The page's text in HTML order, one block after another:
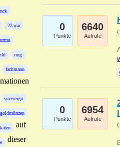
22ayar
ring
fachmann
sovereign
auf
dieser
0
Punkte
6640
Aufrufe
0
Punkte
6954
Aufrufe